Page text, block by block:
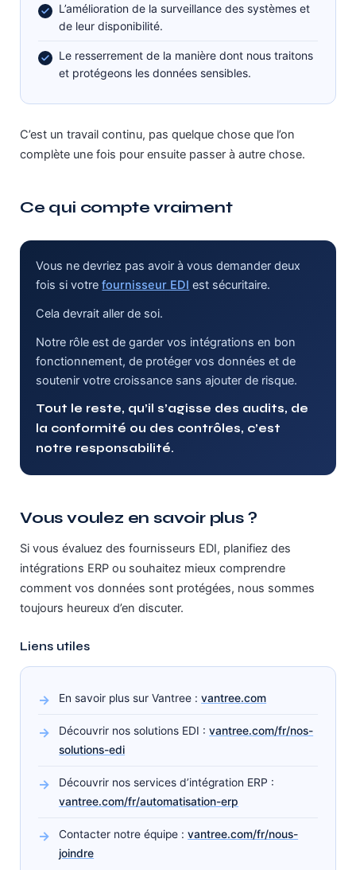
L’amélioration de la surveillance des systèmes et
de leur disponibilité.
Le resserrement de la manière dont nous traitons
et protégeons les données sensibles.
C’est un travail continu, pas quelque chose que l’on
complète une fois pour ensuite passer à autre chose.
Ce qui compte vraiment
Vous ne devriez pas avoir à vous demander deux
fois si votrefournisseur EDI est sécuritaire.
Cela devrait aller de soi.
Notre rôle est de garder vos intégrations en bon
fonctionnement, de protéger vos données et de
soutenir votre croissance sans ajouter de risque.
Tout le reste, qu’il s’agisse des audits, de
la conformité ou des contrôles, c’est
notre responsabilité.
Vous voulez en savoir plus ?
Si vous évaluez des fournisseurs EDI, planifiez des
intégrations ERP ou souhaitez mieux comprendre
comment vos données sont protégées, nous sommes
toujours heureux d’en discuter.
Liens utiles
En savoir plus sur Vantree :vantree.com
Découvrir nos solutions EDI :vantree.com/fr/nos-
solutions-edi
Découvrir nos services d’intégration ERP :
vantree.com/fr/automatisation-erp
Contacter notre équipe :vantree.com/fr/nous-
joindre